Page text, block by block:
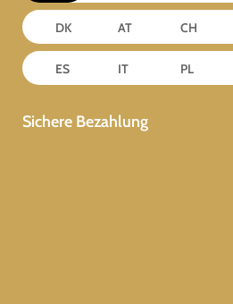
DK AT CH
ES IT PL
Sichere Bezahlung